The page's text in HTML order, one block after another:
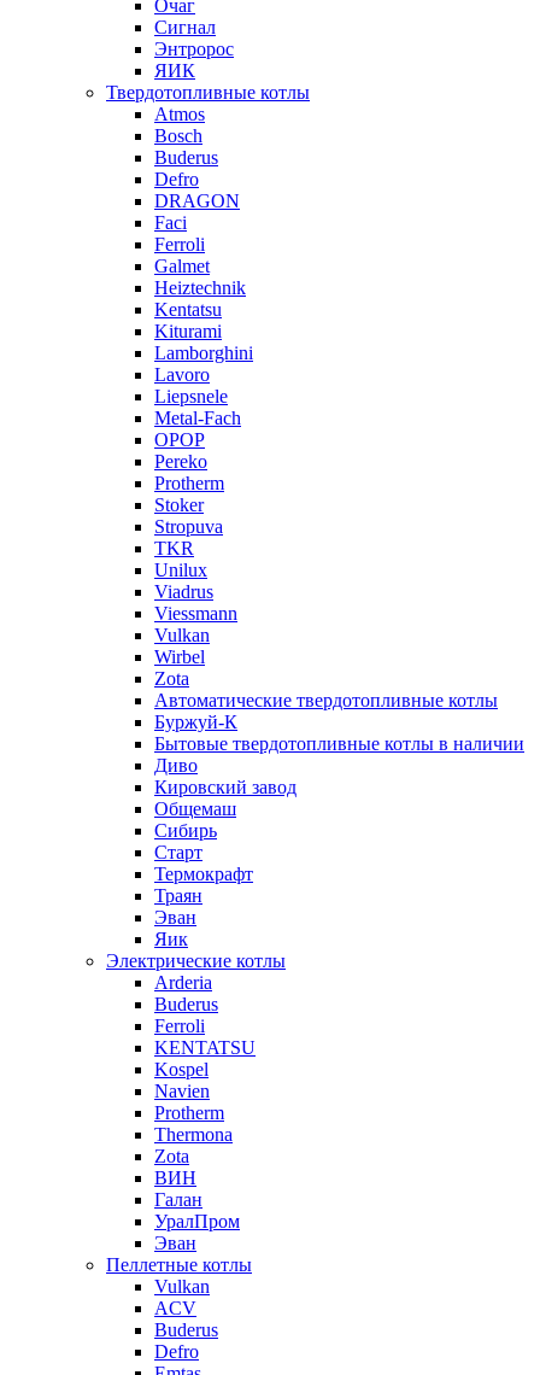
Очаг
Сигнал
Энтророс
ЯИК
Твердотопливные котлы
Atmos
Bosch
Buderus
Defro
DRAGON
Faci
Ferroli
Galmet
Heiztechnik
Kentatsu
Kiturami
Lamborghini
Lavoro
Liepsnele
Metal-Fach
OPOP
Pereko
Protherm
Stoker
Stropuva
TKR
Unilux
Viadrus
Viessmann
Vulkan
Wirbel
Zota
Автоматические твердотопливные котлы
Буржуй-К
Бытовые твердотопливные котлы в наличии
Диво
Кировский завод
Общемаш
Сибирь
Старт
Термокрафт
Траян
Эван
Яик
Электрические котлы
Arderia
Buderus
Ferroli
KENTATSU
Kospel
Navien
Protherm
Thermona
Zota
ВИН
Галан
УралПром
Эван
Пеллетные котлы
Vulkan
ACV
Buderus
Defro